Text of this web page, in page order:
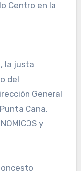
Centro en la
la justa
del
General
Cana,
y